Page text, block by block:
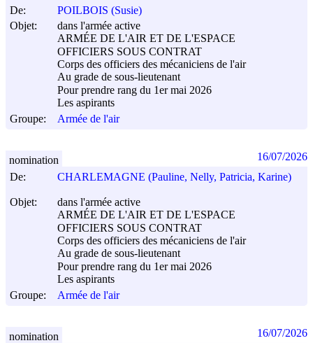
De:
POILBOIS (Susie)
Objet:
dans l'armée active
ARMÉE DE L'AIR ET DE L'ESPACE
OFFICIERS SOUS CONTRAT
Corps des officiers des mécaniciens de l'air
Au grade de sous-lieutenant
Pour prendre rang du 1er mai 2026
Les aspirants
Groupe:
Armée de l'air
De: CHARLEMAGNE (Pauline, Nelly, Patricia, Karine)
Objet:
dans l'armée active
ARMÉE DE L'AIR ET DE L'ESPACE
OFFICIERS SOUS CONTRAT
Corps des officiers des mécaniciens de l'air
Au grade de sous-lieutenant
Pour prendre rang du 1er mai 2026
Les aspirants
Groupe:
Armée de l'air
nomination 16/07/2026
nomination 16/07/2026